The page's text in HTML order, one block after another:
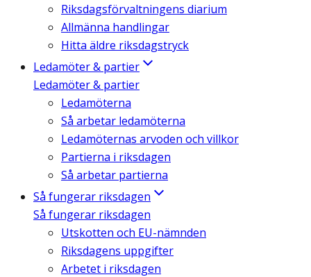
Riksdagsförvaltningens diarium
Allmänna handlingar
Hitta äldre riksdagstryck
Ledamöter & partier
Ledamöter & partier
Ledamöterna
Så arbetar ledamöterna
Ledamöternas arvoden och villkor
Partierna i riksdagen
Så arbetar partierna
Så fungerar riksdagen
Så fungerar riksdagen
Utskotten och EU-nämnden
Riksdagens uppgifter
Arbetet i riksdagen